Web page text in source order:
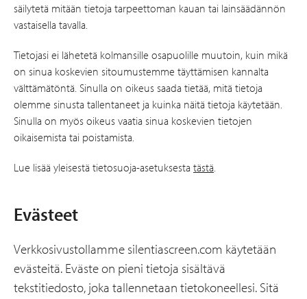
säilytetä mitään tietoja tarpeettoman kauan tai lainsäädännön
vastaisella tavalla.
Tietojasi ei lähetetä kolmansille osapuolille muutoin, kuin mikä
on sinua koskevien sitoumustemme täyttämisen kannalta
välttämätöntä. Sinulla on oikeus saada tietää, mitä tietoja
olemme sinusta tallentaneet ja kuinka näitä tietoja käytetään.
Sinulla on myös oikeus vaatia sinua koskevien tietojen
oikaisemista tai poistamista.
Lue lisää yleisestä tietosuoja-asetuksesta tästä.
Evästeet
Verkkosivustollamme silentiascreen.com käytetään
evästeitä. Eväste on pieni tietoja sisältävä
tekstitiedosto, joka tallennetaan tietokoneellesi. Sitä